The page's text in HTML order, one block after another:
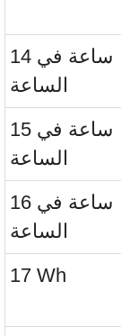
14 ساعة في
الساعة
15 ساعة في
الساعة
16 ساعة في
الساعة
17 Wh